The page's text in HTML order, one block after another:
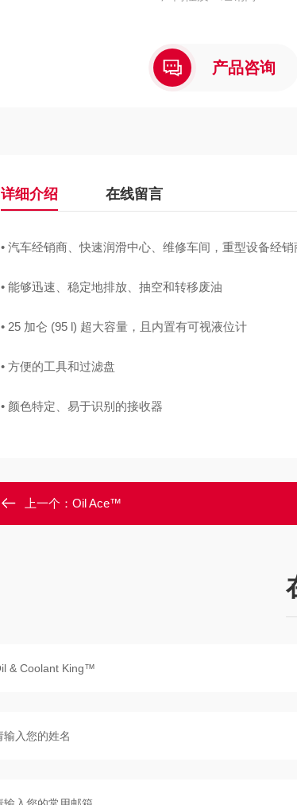
产品咨询
详细介绍 在线留言
• 汽车经销商、快速润滑中心、维修车间，重型设备经
• 能够迅速、稳定地排放、抽空和转移废油
• 25 加仑 (95 l) 超大容量，且内置有可视液位计
• 方便的工具和过滤盘
• 颜色特定、易于识别的接收器
上一个： Oil Ace™